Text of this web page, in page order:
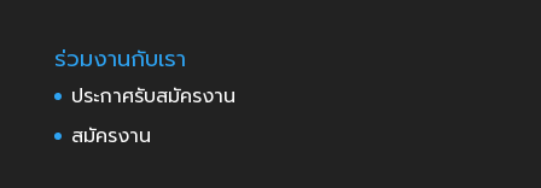
ร่วมงานกับเรา
ประกาศรับสมัครงาน
สมัครงาน